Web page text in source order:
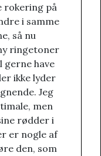
rokering på
i samme
så nu
ringetoner
gerne have
ikke lyder
Jeg
men
rødder i
er nogle af
den, som